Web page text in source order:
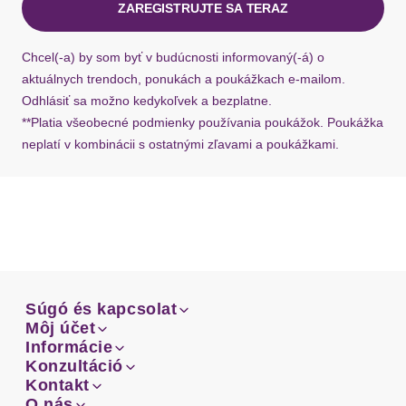
ZAREGISTRUJTE SA TERAZ
Chcel(-a) by som byť v budúcnosti informovaný(-á) o
aktuálnych trendoch, ponukách a poukážkach e-mailom.
Odhlásiť sa možno kedykoľvek a bezplatne.
**Platia všeobecné podmienky používania poukážok. Poukážka
neplatí v kombinácii s ostatnými zľavami a poukážkami.
Súgó és kapcsolat
Email
Facebook
Súgó és kapcsolat
Email
Facebook
Môj účet
Prehľad objednávok
Môj účet
Prehľad objednávok
Informácie
Doprava
Informácie
Doprava
Konzultáció
Sprievodca-veľkosťami
Konzultáció
Kontakt
Kontakt